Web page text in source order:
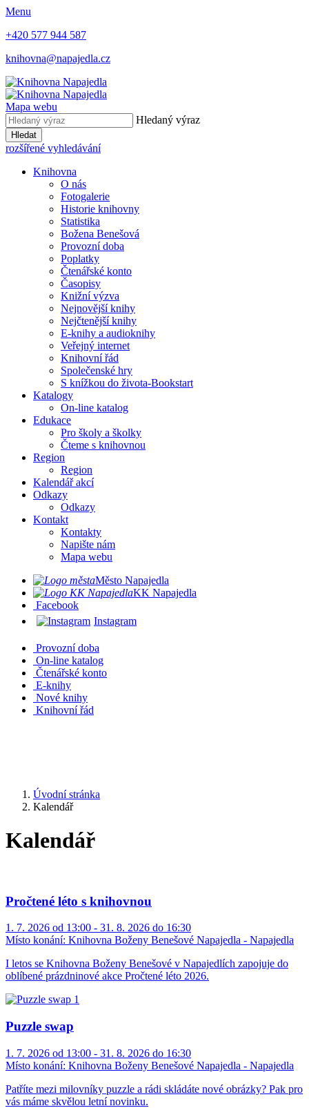
Menu
+420 577 944 587
knihovna@napajedla.cz
Mapa webu
Hledaný výraz
Hledat
rozšířené vyhledávání
Knihovna
O nás
Fotogalerie
Historie knihovny
Statistika
Božena Benešová
Provozní doba
Poplatky
Čtenářské konto
Časopisy
Knižní výzva
Nejnovější knihy
Nejčtenější knihy
E-knihy a audioknihy
Veřejný internet
Knihovní řád
Společenské hry
S knížkou do života-Bookstart
Katalogy
On-line katalog
Edukace
Pro školy a školky
Čteme s knihovnou
Region
Region
Kalendář akcí
Odkazy
Odkazy
Kontakt
Kontakty
Napište nám
Mapa webu
Město Napajedla
KK Napajedla
Facebook
Instagram
Provozní doba
On-line katalog
Čtenářské konto
E-knihy
Nové knihy
Knihovní řád
Úvodní stránka
Kalendář
Kalendář
Pročtené léto s knihovnou
1. 7. 2026 od 13:00 - 31. 8. 2026 do 16:30
Místo konání: Knihovna Boženy Benešové Napajedla - Napajedla
I letos se Knihovna Boženy Benešové v Napajedlích zapojuje do
oblíbené prázdninové akce Pročtené léto 2026.
Puzzle swap
1. 7. 2026 od 13:00 - 31. 8. 2026 do 16:30
Místo konání: Knihovna Boženy Benešové Napajedla - Napajedla
Patříte mezi milovníky puzzle a rádi skládáte nové obrázky? Pak pro
vás máme skvělou letní novinku.